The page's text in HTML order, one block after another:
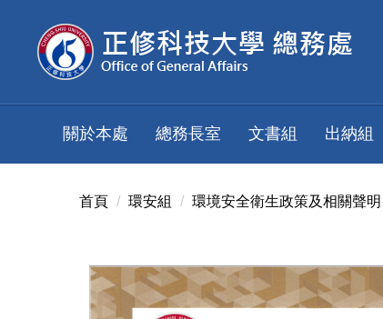
內
關於本處 總務長室 文書組 出納組
首頁 環安組 環境安全衛生政策及相關聲明